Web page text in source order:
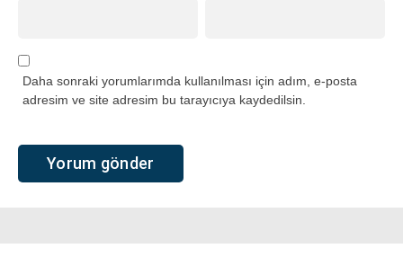
Daha sonraki yorumlarımda kullanılması için adım, e-posta
adresim ve site adresim bu tarayıcıya kaydedilsin.